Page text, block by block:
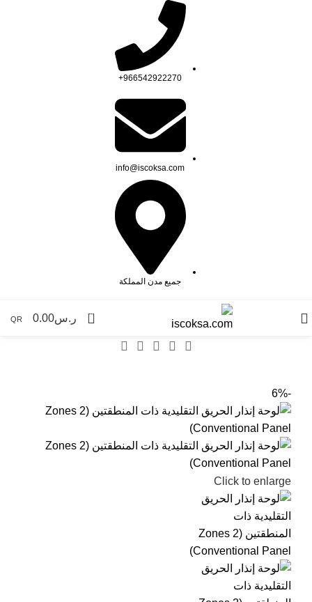
966542922270+
info@iscoksa.com
جميع مدن المملكة
0 ر.س0.00
QR
-6%
Click to enlarge